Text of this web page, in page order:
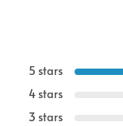
5 stars
4 stars
3 stars